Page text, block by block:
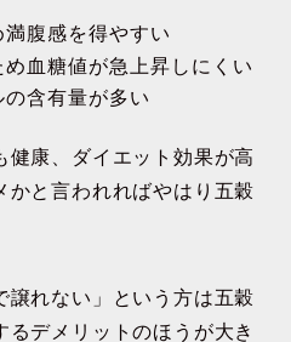
腹感を得やすい
血糖値が急上昇しにくい
含有量が多い
健康、ダイエット効果が高
かと言われればやはり五穀
譲れない」という方は五穀
デメリットのほうが大き